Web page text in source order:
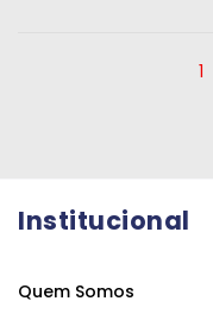
1
Institucional
Quem Somos